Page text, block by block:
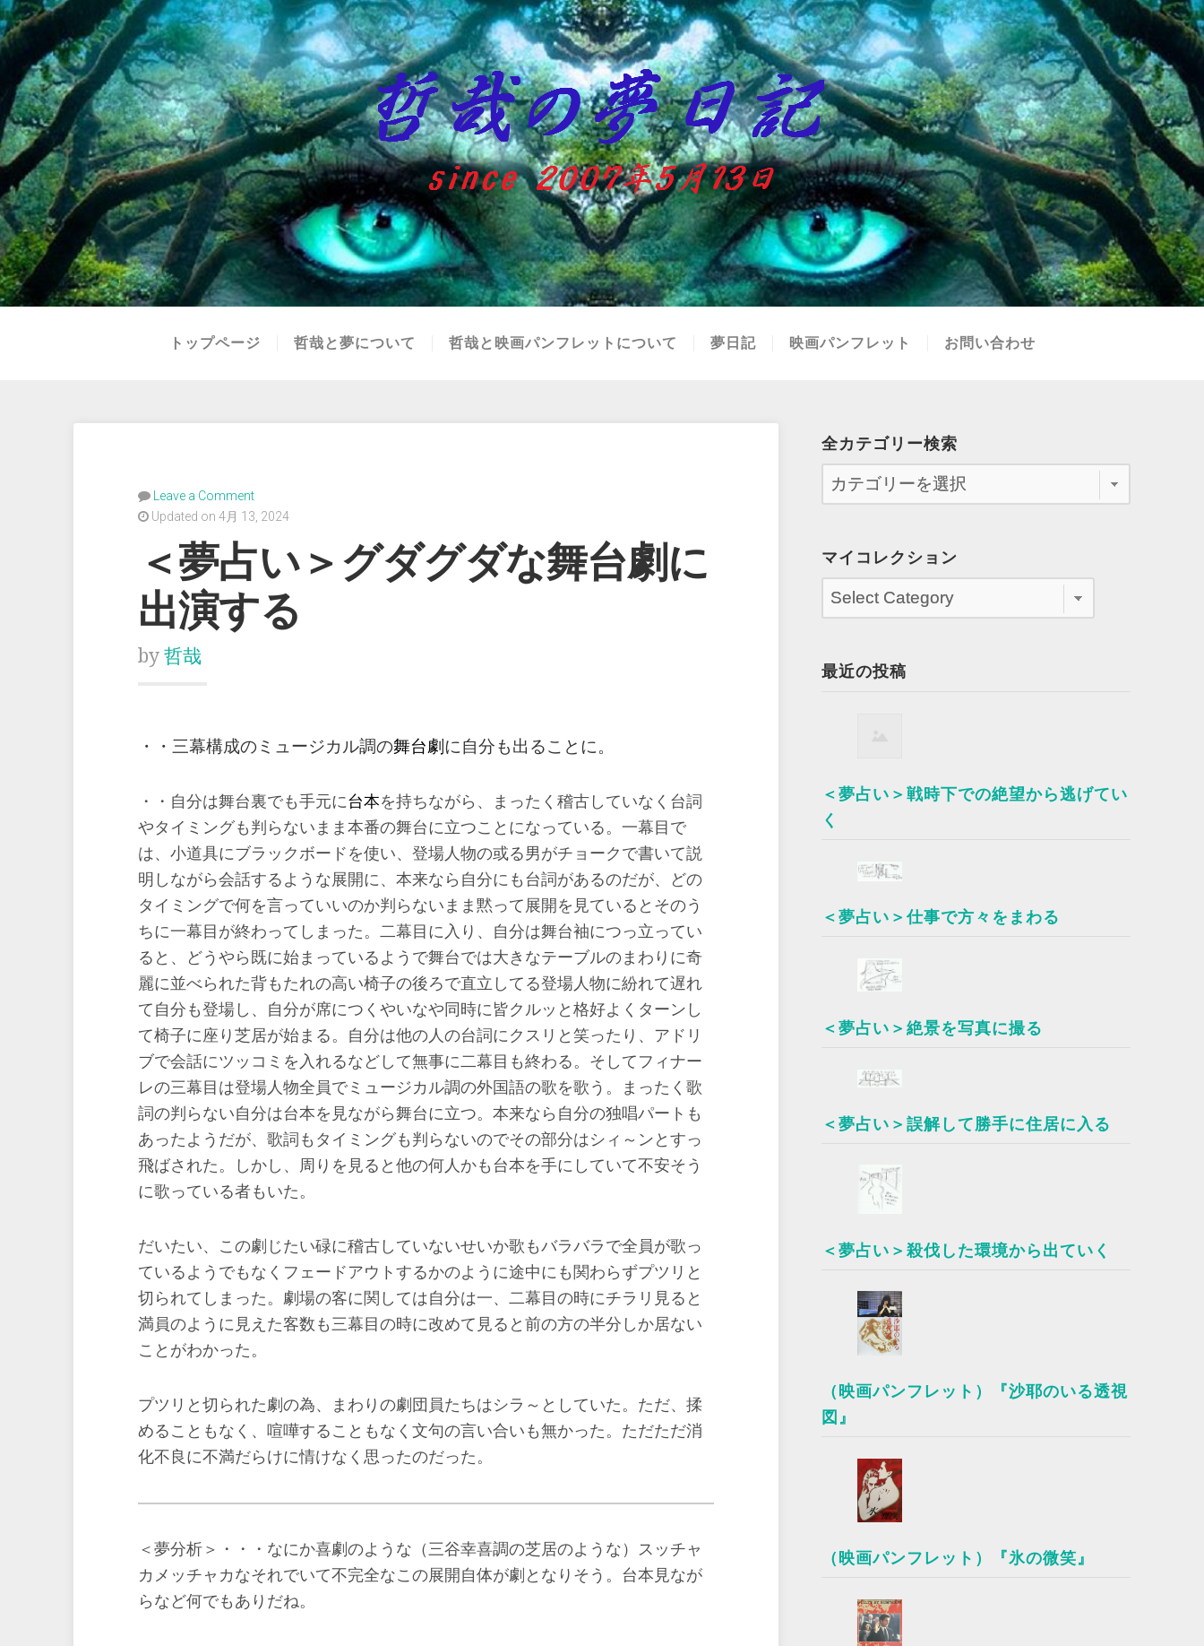
トップページ 哲哉と夢について 哲哉と映画パンフレットについて 夢日記 映画パンフレット お問い合わせ
Leave a Comment
Updated on 4月 13, 2024
＜夢占い＞グダグダな舞台劇に
出演する
by 哲哉
・・三幕構成のミュージカル調の舞台劇 に自分も出ることに。
・・自分は舞台裏でも手元に台本を持ちながら、まったく稽古していなく台詞
やタイミングも判らないまま本番の舞台に立つことになっている。一幕目で
は、小道具にブラックボードを使い、登場人物の或る男がチョークで書いて説
明しながら会話するような展開に、本来なら自分にも台詞があるのだが、どの
タイミングで何を言っていいのか判らないまま黙って展開を見ているとそのう
ちに一幕目が終わってしまった。二幕目に入り、自分は舞台袖につっ立ってい
ると、どうやら既に始まっているようで舞台では大きなテーブルのまわりに奇
麗に並べられた背もたれの高い椅子の後ろで直立してる登場人物に紛れて遅れ
て自分も登場し、自分が席につくやいなや同時に皆クルッと格好よくターンし
て椅子に座り芝居が始まる。自分は他の人の台詞にクスリと笑ったり、アドリ
ブで会話にツッコミを入れるなどして無事に二幕目も終わる。そしてフィナー
レの三幕目は登場人物全員でミュージカル調の外国語の歌を歌う。まったく歌
詞の判らない自分は台本を見ながら舞台に立つ。本来なら自分の独唱パートも
あったようだが、歌詞もタイミングも判らないのでその部分はシィ～ンとすっ
飛ばされた。しかし、周りを見ると他の何人かも台本を手にしていて不安そう
に歌っている者もいた。
だいたい、この劇じたい碌に稽古していないせいか歌もバラバラで全員が歌っ
ているようでもなくフェードアウトするかのように途中にも関わらずプツリと
切られてしまった。劇場の客に関しては自分は一、二幕目の時にチラリ見ると
満員のように見えた客数も三幕目の時に改めて見ると前の方の半分しか居ない
ことがわかった。
プツリと切られた劇の為、まわりの劇団員たちはシラ～としていた。ただ、揉
めることもなく、喧嘩することもなく文句の言い合いも無かった。ただただ消
化不良に不満だらけに情けなく思ったのだった。
＜夢分析＞・・・なにか喜劇のような（三谷幸喜調の芝居のような）スッチャ
カメッチャカなそれでいて不完全なこの展開自体が劇となりそう。台本見なが
らなど何でもありだね。
全カテゴリー検索
マイコレクション
最近の投稿
＜夢占い＞戦時下での絶望から逃げてい
く
＜夢占い＞仕事で方々をまわる
＜夢占い＞絶景を写真に撮る
＜夢占い＞誤解して勝手に住居に入る
＜夢占い＞殺伐した環境から出ていく
（映画パンフレット）『沙耶のいる透視
図』
（映画パンフレット）『氷の微笑』